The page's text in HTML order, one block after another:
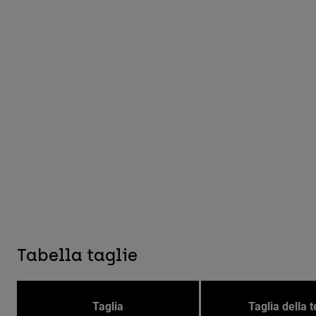
Tabella taglie
Taglia Taglia della